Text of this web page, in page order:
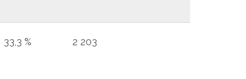
33,3 % 2 203